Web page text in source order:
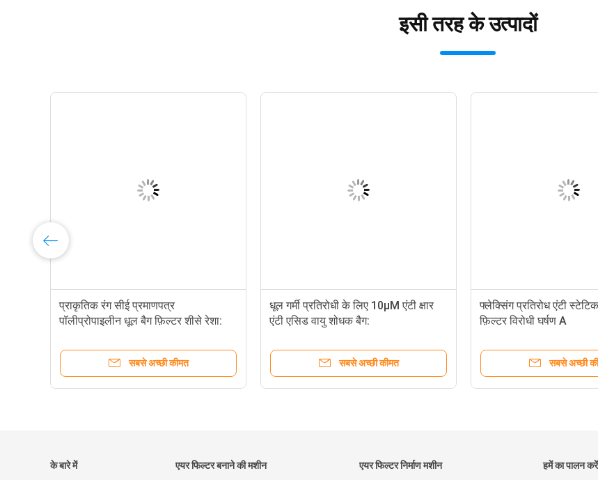
इसी तरह के उत्पादों
प्राकृतिक रंग सीई प्रमाणपत्र
पॉलीप्रोपाइलीन धूल बैग फ़िल्टर शीसे रेशा:
सबसे अच्छी कीमत
धूल गर्मी प्रतिरोधी के लिए 10μM एंटी क्षार
एंटी एसिड वायु शोधक बैग:
सबसे अच्छी कीमत
फ्लेक्सिंग प्रतिरोध एंटी
फ़िल्टर विरोधी घर्षण A
सबसे अच्छी
के बारे में एयर फिल्टर बनाने की मशीन एयर फिल्टर निर्माण मशीन हमें का पालन करें